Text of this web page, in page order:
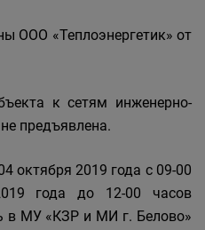
ООО «Теплоэнергетик» от
к сетям инженерно-
предъявлена.
октября 2019 года с 09-00
года до 12-00 часов
в МУ «КЗР и МИ г. Белово»